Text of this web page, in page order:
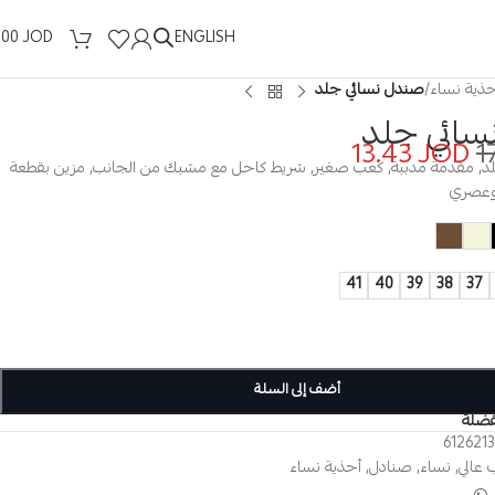
ENGLISH
JOD
نساء/صندل نسائي جلد
جلد
13.43JOD
مقدمة مدببة, كعب صغير, شريط كاحل مع مشبك من الجانب, مزين بقطعة
وعصري
37
38
39
40
41
أضف إلى السلة
عالي, نساء, صنادل,أحذية نساء